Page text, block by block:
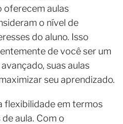
oferecem aulas
o nível de
do aluno. Isso
de você ser um
suas aulas
seu aprendizado.
flexibilidade em termos
aula. Com o